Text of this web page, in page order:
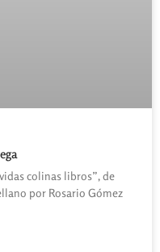
colinas libros”, de
por Rosario Gómez